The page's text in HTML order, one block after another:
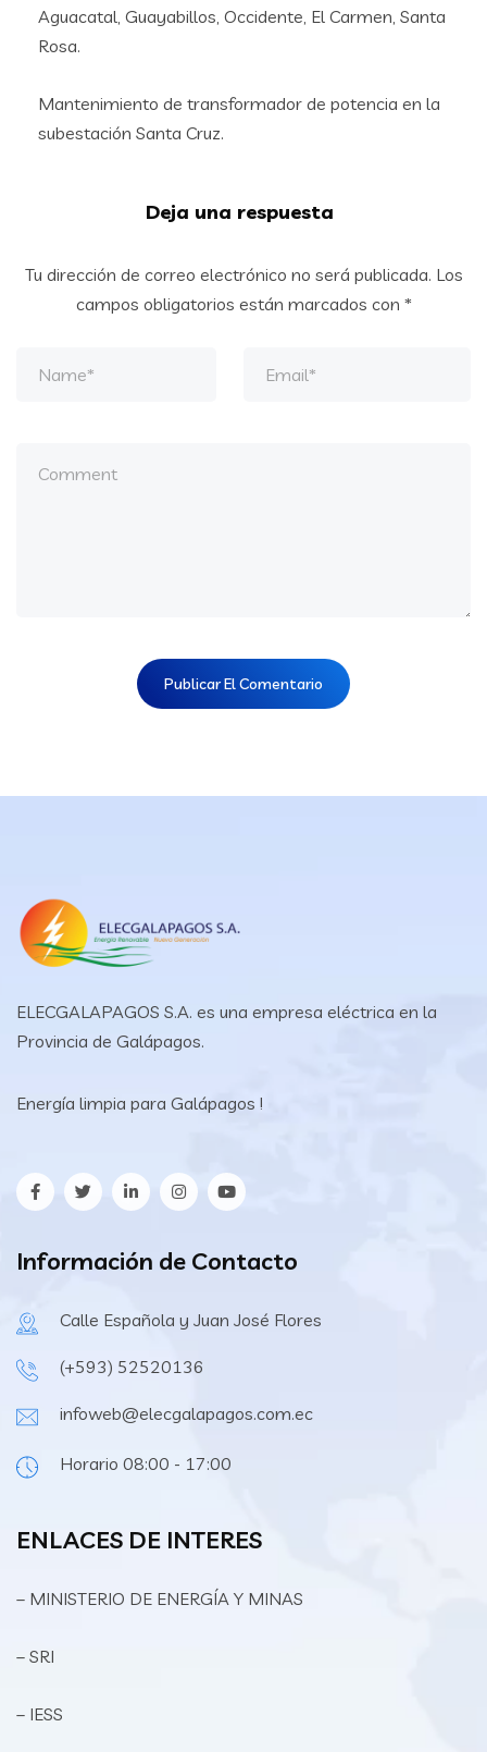
Aguacatal, Guayabillos, Occidente, El Carmen, Santa
Rosa.
Mantenimiento de transformador de potencia en la
subestación Santa Cruz.
Deja una respuesta
Tu dirección de correo electrónico no será publicada. Los
campos obligatorios están marcados con *
ELECGALAPAGOS S.A. es una empresa eléctrica en la
Provincia de Galápagos.
Energía limpia para Galápagos !
Información de Contacto
Calle Española y Juan José Flores
(+593) 52520136
infoweb@elecgalapagos.com.ec
Horario 08:00 - 17:00
ENLACES DE INTERES
– MINISTERIO DE ENERGÍA Y MINAS
– SRI
– IESS